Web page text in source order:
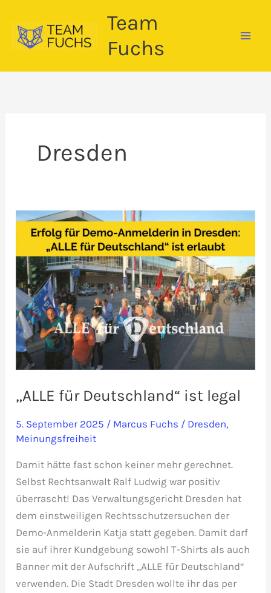
Inhalt
springen
Team
Fuchs
Dresden
„ALLE für Deutschland“ ist legal
5. September 2025 / Marcus Fuchs / Dresden,
Meinungsfreiheit
Damit hätte fast schon keiner mehr gerechnet.
Selbst Rechtsanwalt Ralf Ludwig war positiv
überrascht! Das Verwaltungsgericht Dresden hat
dem einstweiligen Rechtsschutzersuchen der
Demo-Anmelderin Katja statt gegeben. Damit darf
sie auf ihrer Kundgebung sowohl T-Shirts als auch
Banner mit der Aufschrift „ALLE für Deutschland“
verwenden. Die Stadt Dresden wollte ihr das per